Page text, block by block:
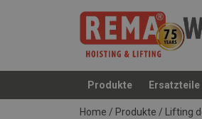
Produkte Ersatzteile
Anfragen
Home / Produkte / Lifting